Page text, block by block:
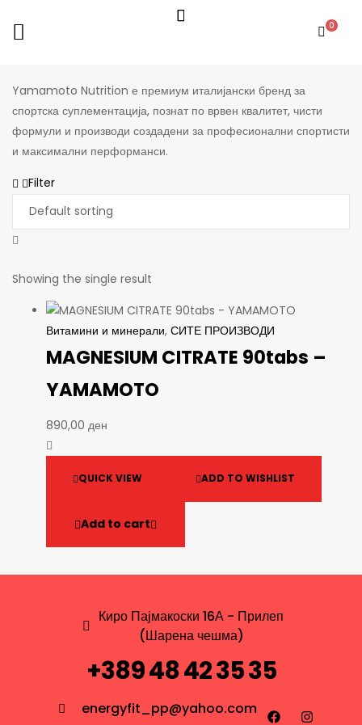
0
Yamamoto Nutrition е премиум италијански бренд за
спортска суплементација, познат по врвен квалитет, чисти
формули и производи создадени за професионални спортисти
и максимални перформанси.
Filter
Showing the single result
Витамини и минерали, СИТЕ ПРОИЗВОДИ
MAGNESIUM CITRATE 90tabs –
YAMAMOTO
890,00 ден
QUICK VIEW ADD TO WISHLIST
Add to cart
Киро Пајмакоски 16А - Прилеп
(Шарена чешма)
+389 48 42 35 35
energyfit_pp@yahoo.com